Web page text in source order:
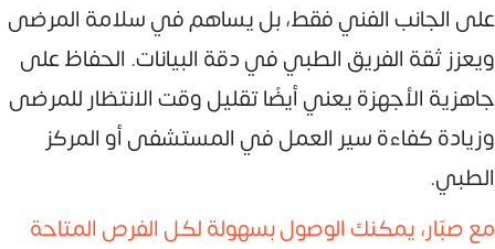
على الجانب الفني فقط، بل يساهم في سلامة المرضى
ويعزز ثقة الفريق الطبي في دقة البيانات. الحفاظ على
جاهزية الأجهزة يعني أيضًا تقليل وقت الانتظار للمرضى
وزيادة كفاءة سير العمل في المستشفى أو المركز
الطبي.
مع صبّار، يمكنك الوصول بسهولة لكل الفرص المتاحة